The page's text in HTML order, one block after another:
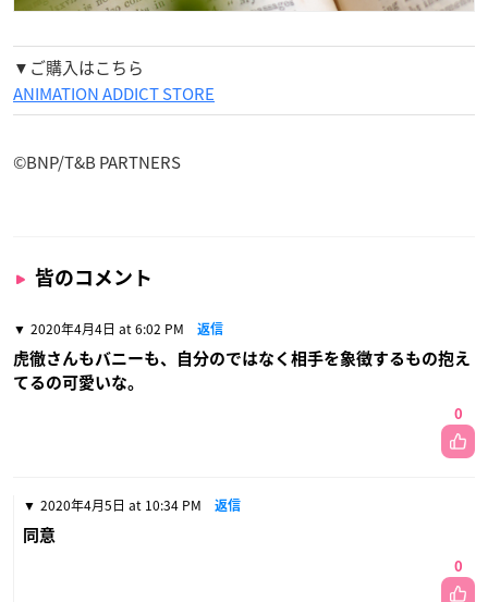
▼ご購入はこちら
ANIMATION ADDICT STORE
©BNP/T&B PARTNERS
皆のコメント
2020年4月4日 at 6:02 PM 返信
虎徹さんもバニーも、自分のではなく相手を象徴するもの抱え
てるの可愛いな。
0
2020年4月5日 at 10:34 PM 返信
同意
0